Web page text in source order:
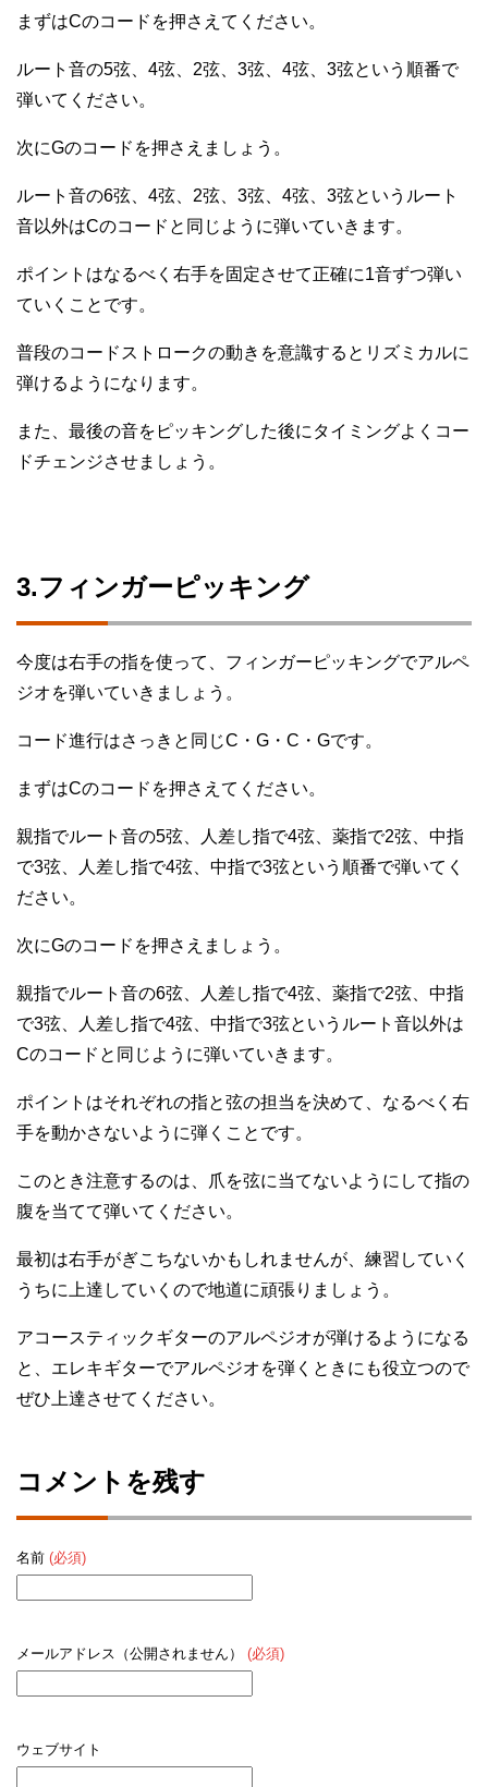
まずはCのコードを押さえてください。
ルート音の5弦、4弦、2弦、3弦、4弦、3弦という順番で
弾いてください。
次にGのコードを押さえましょう。
ルート音の6弦、4弦、2弦、3弦、4弦、3弦というルート
音以外はCのコードと同じように弾いていきます。
ポイントはなるべく右手を固定させて正確に1音ずつ弾い
ていくことです。
普段のコードストロークの動きを意識するとリズミカルに
弾けるようになります。
また、最後の音をピッキングした後にタイミングよくコー
ドチェンジさせましょう。
3.フィンガーピッキング
今度は右手の指を使って、フィンガーピッキングでアルペ
ジオを弾いていきましょう。
コード進行はさっきと同じC・G・C・Gです。
まずはCのコードを押さえてください。
親指でルート音の5弦、人差し指で4弦、薬指で2弦、中指
で3弦、人差し指で4弦、中指で3弦という順番で弾いてく
ださい。
次にGのコードを押さえましょう。
親指でルート音の6弦、人差し指で4弦、薬指で2弦、中指
で3弦、人差し指で4弦、中指で3弦というルート音以外は
Cのコードと同じように弾いていきます。
ポイントはそれぞれの指と弦の担当を決めて、なるべく右
手を動かさないように弾くことです。
このとき注意するのは、爪を弦に当てないようにして指の
腹を当てて弾いてください。
最初は右手がぎこちないかもしれませんが、練習していく
うちに上達していくので地道に頑張りましょう。
アコースティックギターのアルペジオが弾けるようになる
と、エレキギターでアルペジオを弾くときにも役立つので
ぜひ上達させてください。
コメントを残す
名前 (必須)
メールアドレス（公開されません） (必須)
ウェブサイト